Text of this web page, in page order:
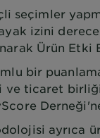
seçimler
izini
Ürün Etki
bir
ve ticaret
ayrıca